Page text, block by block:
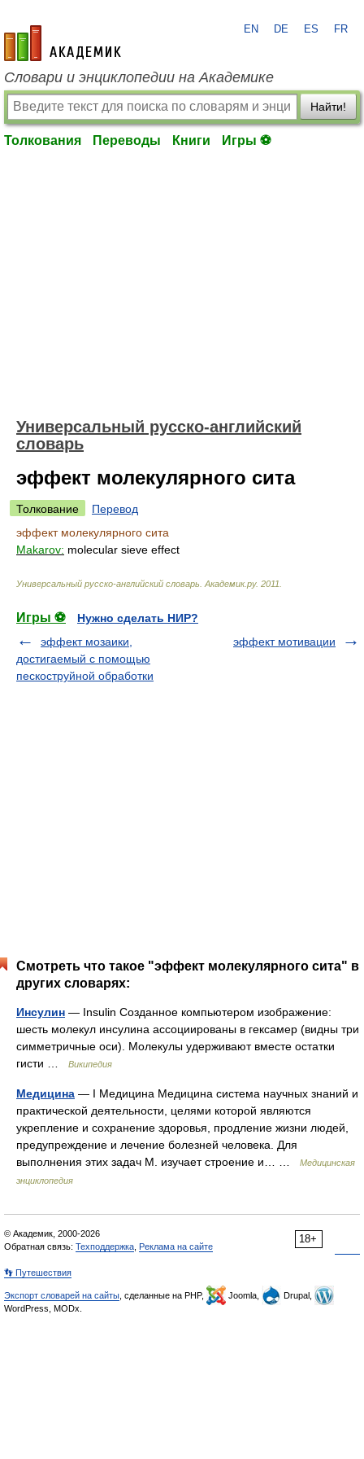
academic.ru
EN DE ES FR
Словари и энциклопедии на Академике
Найти!
Толкования Переводы Книги Игры ⚽
Универсальный русско-английский
словарь
эффект молекулярного сита
Толкование
Перевод
эффект молекулярного сита
Makarov: molecular sieve effect
Универсальный русско-английский словарь Академик.ру. 2011
Игры ⚽
Нужно сделать НИР?
эффект мозаики,
достигаемый с помощью
пескоструйной обработки
эффект мотивации
Смотреть что такое "эффект молекулярного сита" в
других словарях:
Инсулин — Insulin Созданное компьютером изображение:
шесть молекул инсулина ассоциированы в гексамер (видны три
симметричные оси). Молекулы удерживают вместе остатки
гисти …
Википедия
Медицина — I Медицина Медицина система научных знаний и
практической деятельности, целями которой являются
укрепление и сохранение здоровья, продление жизни людей,
предупреждение и лечение болезней человека. Для
выполнения этих задач М. изучает строение и… …
Медицинская
энциклопедия
18+
© Академик, 2000-2026
Обратная связь: Техподдержка Реклама на сайте
👣 Путешествия
Экспорт словарей на сайты , сделанные на PHP, Joomla,
Drupal,
WordPress, MODx.